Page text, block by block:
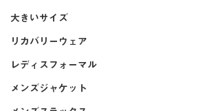
大きいサイズ
リカバリーウェア
レディスフォーマル
メンズジャケット